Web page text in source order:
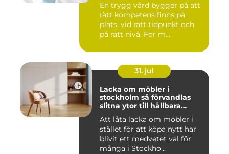
En trygg vård bygger på att
rätt kompetens finns på
plats, vid rätt tidpunkt och
på rätt nivå. För m...
31. jul
Lacka om möbler i
stockholm så förvandlas
slitna ytor till hållbara
Att låta lacka om möbler i
stället för att köpa nytt har
blivit ett medvetet val för
många i Stockho...